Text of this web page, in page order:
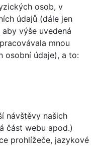
osob, v
údajů (dále jen
výše uvedená
mnou
osobní údaje), a to:
návštěvy našich
část webu apod.)
prohlížeče, jazykové